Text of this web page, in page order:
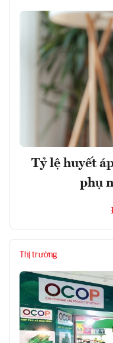
Tỷ lệ huyết
phụ
Thị trường